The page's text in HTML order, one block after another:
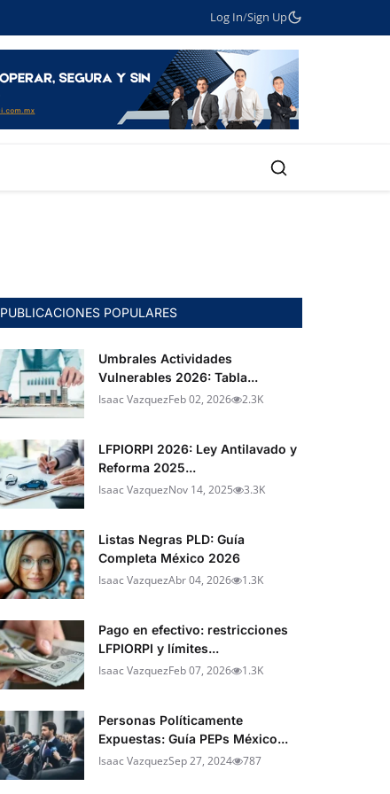
Log In/Sign Up
PUBLICACIONES POPULARES
Umbrales Actividades
Vulnerables 2026: Tabla...
Isaac VazquezFeb 02, 2026 2.3K
LFPIORPI 2026: Ley Antilavado y
Reforma 2025...
Isaac VazquezNov 14, 2025 3.3K
Listas Negras PLD: Guía
Completa México 2026
Isaac VazquezAbr 04, 2026 1.3K
Pago en efectivo: restricciones
LFPIORPI y límites...
Isaac VazquezFeb 07, 2026 1.3K
Personas Políticamente
Expuestas: Guía PEPs México...
Isaac VazquezSep 27, 2024 787